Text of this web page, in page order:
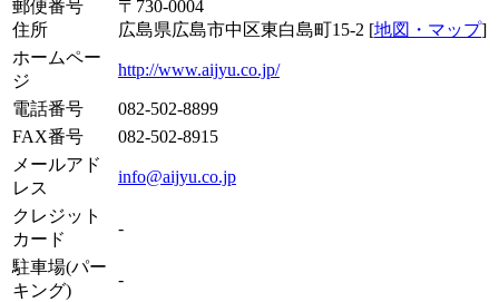
郵便番号
住所
〒730-0004
広島県広島市中区東白島町15-2 [地図・マップ]
ホームペー
ジ
http://www.aijyu.co.jp/
電話番号
082-502-8899
FAX番号
082-502-8915
メールアド
レス
info@aijyu.co.jp
クレジット
カード
-
駐車場(パー
キング)
-